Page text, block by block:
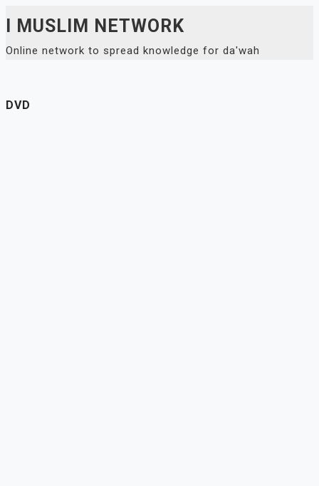
to
content
I MUSLIM NETWORK
Online network to spread knowledge for da'wah
DVD